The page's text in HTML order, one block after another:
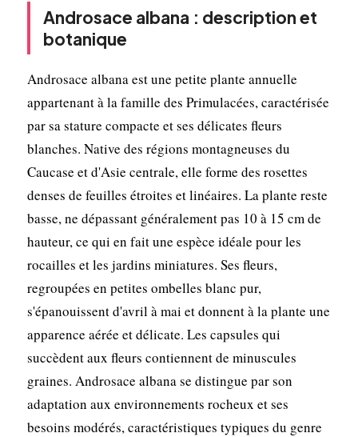
Androsace albana : description et
botanique
Androsace albana est une petite plante annuelle
appartenant à la famille des Primulacées, caractérisée
par sa stature compacte et ses délicates fleurs
blanches. Native des régions montagneuses du
Caucase et d'Asie centrale, elle forme des rosettes
denses de feuilles étroites et linéaires. La plante reste
basse, ne dépassant généralement pas 10 à 15 cm de
hauteur, ce qui en fait une espèce idéale pour les
rocailles et les jardins miniatures. Ses fleurs,
regroupées en petites ombelles blanc pur,
s'épanouissent d'avril à mai et donnent à la plante une
apparence aérée et délicate. Les capsules qui
succèdent aux fleurs contiennent de minuscules
graines. Androsace albana se distingue par son
adaptation aux environnements rocheux et ses
besoins modérés, caractéristiques typiques du genre